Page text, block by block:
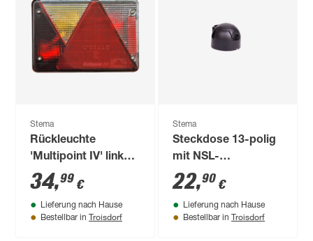
Stema
Rückleuchte
'Multipoint IV' links
20 x 14 x 8 cm
34,99 €
Lieferung nach Hause
Bestellbar in Troisdorf
Stema
Steckdose 13-polig
mit NSL-
Abschaltung
22,90 €
Lieferung nach Hause
Bestellbar in Troisdorf